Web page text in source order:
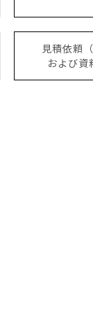
見積依頼（
および資